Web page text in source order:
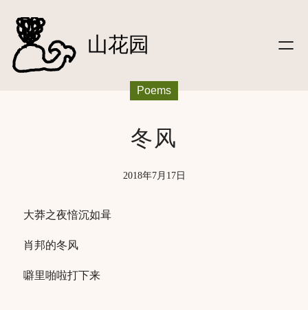
山花园|信件
|听
|关于
|友站动态
登录
Poems
冬风
2018年7月17日
大莽之夜愔沉如咠
肖邦的冬风
噼里啪啦打下来